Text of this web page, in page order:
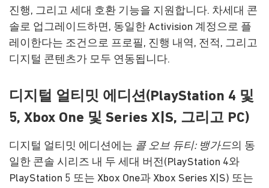
진행, 그리고 세대 호환 기능을 지원합니다. 차세대 콘
솔로 업그레이드하면, 동일한 Activision 계정으로 플
레이한다는 조건으로 프로필, 진행 내역, 전적, 그리고
디지털 콘텐츠가 모두 연동됩니다.
디지털 얼티밋 에디션(PlayStation 4 및
5, Xbox One 및 Series X|S, 그리고 PC)
디지털 얼티밋 에디션에는 콜 오브 듀티: 뱅가드의 동
일한 콘솔 시리즈 내 두 세대 버전(PlayStation 4와
PlayStation 5 또는 Xbox One과 Xbox Series X|S) 또는